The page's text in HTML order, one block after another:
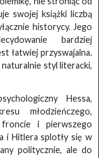
swojej książki liczbą
historycy. Jego
bardziej
łatwiej przyswajalna.
styl literacki,
Hessa,
młodzieńczego,
i pierwszego
i Hitlera splotły się w
politycznie, ale do